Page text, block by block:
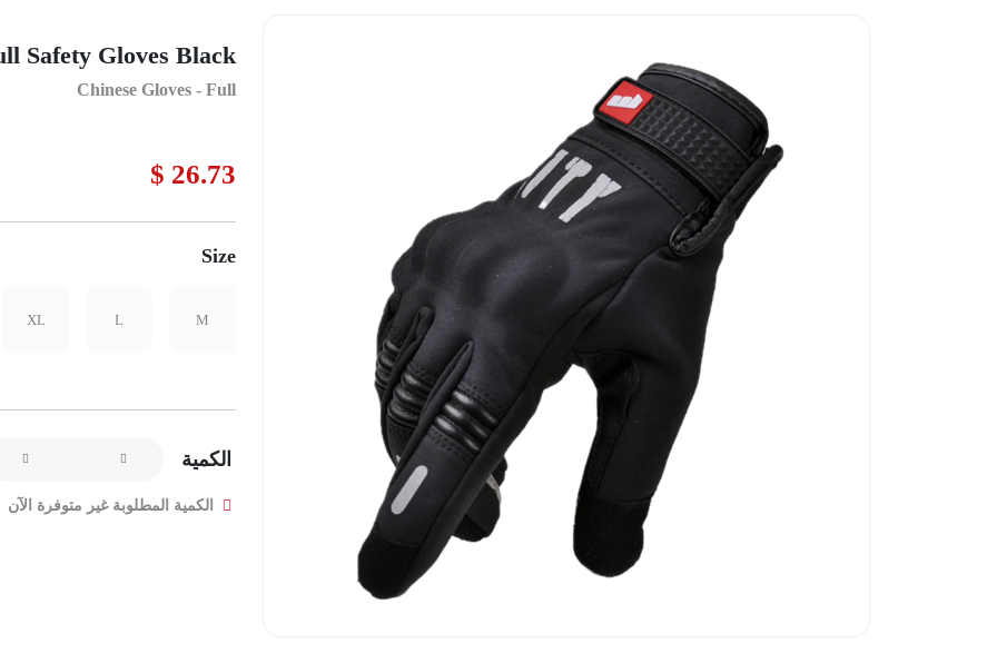
Safety Gloves Black
Chinese Gloves - Full
26.73 $
Size
M
L
XL
الكمية
الكمية المطلوبة غير متوفرة الآن